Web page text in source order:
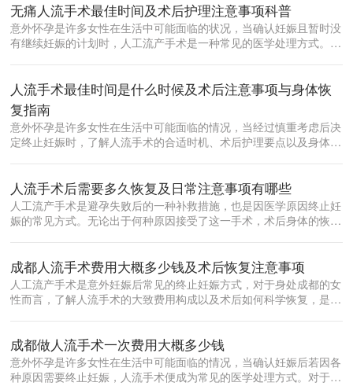
无痛人流手术最佳时间及术后护理注意事项科普
意外怀孕是许多女性在生活中可能面临的状况，当确认妊娠且暂时没
有继续妊娠的计划时，人工流产手术是一种常见的医学处理方式。在
人流手术最佳时间是什么时候及术后注意事项与身体恢
复指南
意外怀孕是许多女性在生活中可能面临的情况，当经过慎重考虑后决
定终止妊娠时，了解人流手术的合适时机、术后护理要点以及身体恢
人流手术后需要多久恢复及日常注意事项有哪些
人工流产手术是避孕失败后的一种补救措施，也是因医学原因终止妊
娠的常见方式。无论出于何种原因接受了这一手术，术后身体的恢复
成都人流手术费用大概多少钱及术后恢复注意事项
人工流产手术是意外妊娠后常见的终止妊娠方式，对于身处成都的女
性而言，了解人流手术的大致费用构成以及术后如何科学恢复，是做
成都做人流手术一次费用大概多少钱
意外怀孕是许多女性在生活中可能面临的情况，当确认妊娠后若因各
种原因需要终止妊娠，人流手术便成为常见的医学处理方式。对于身